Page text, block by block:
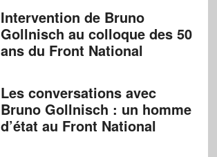
Intervention de Bruno
Gollnisch au colloque des 50
ans du Front National
Les conversations avec
Bruno Gollnisch : un homme
d’état au Front National